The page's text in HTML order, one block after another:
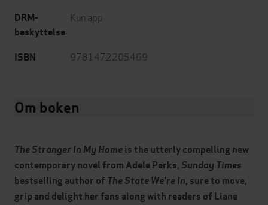
DRM-
beskyttelse
Kun app
ISBN 9781472205469
Om boken
The Stranger In My Homeis the utterly compelling new
contemporary novel from Adele Parks, Sunday Times
bestselling author of The State We're In, sure to move,
grip and delight her fans along with readers of Liane